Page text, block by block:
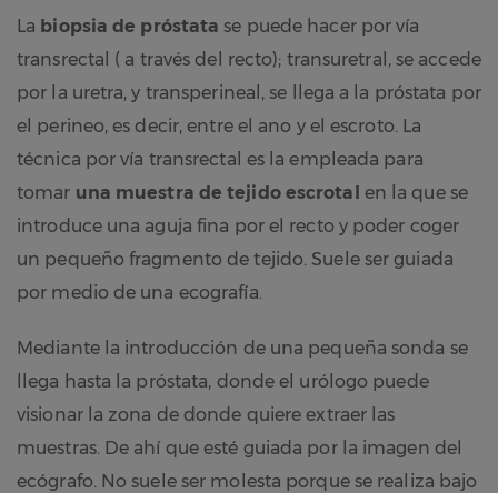
La biopsia de próstata se puede hacer por vía
transrectal ( a través del recto); transuretral, se accede
por la uretra, y transperineal, se llega a la próstata por
el perineo, es decir, entre el ano y el escroto. La
técnica por vía transrectal es la empleada para
tomar una muestra de tejido escrotal en la que se
introduce una aguja fina por el recto y poder coger
un pequeño fragmento de tejido. Suele ser guiada
por medio de una ecografía.
Mediante la introducción de una pequeña sonda se
llega hasta la próstata, donde el urólogo puede
visionar la zona de donde quiere extraer las
muestras. De ahí que esté guiada por la imagen del
ecógrafo. No suele ser molesta porque se realiza bajo